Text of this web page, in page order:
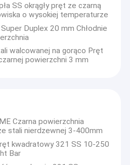
SS okrągły pręt ze czarną
o wysokiej temperaturze
Duplex 20 mm Chłodnie
walcowanej na gorąco Pręt
powierzchni 3 mm
Czarna powierzchnia
stali nierdzewnej 3-400mm
kwadratowy 321 SS 10-250
Bar